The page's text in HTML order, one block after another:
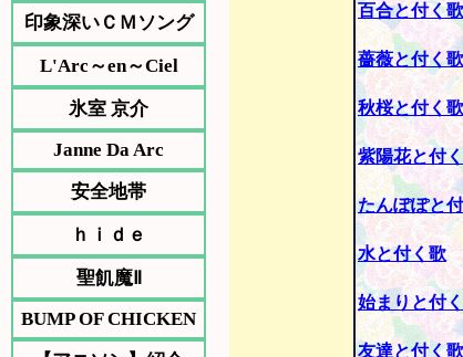
印象深いＣＭソング
L'Arc～en～Ciel
氷室 京介
Janne Da Arc
安全地帯
ｈｉｄｅ
聖飢魔Ⅱ
BUMP OF CHICKEN
百合と付く歌
薔薇と付く歌
秋桜と付く歌
紫陽花と付
たんぽぽと
水と付く歌
始まりと付
友達と付く歌